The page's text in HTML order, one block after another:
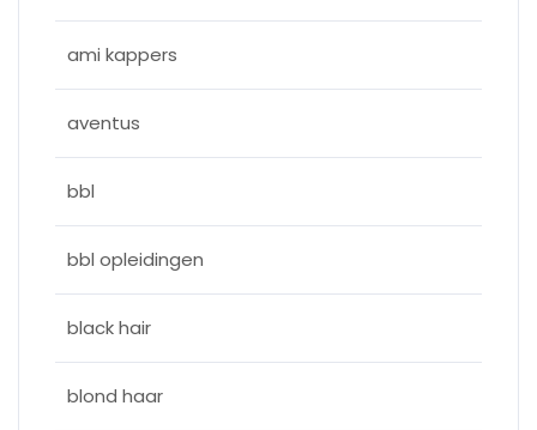
ami kappers
aventus
bbl
bbl opleidingen
black hair
blond haar